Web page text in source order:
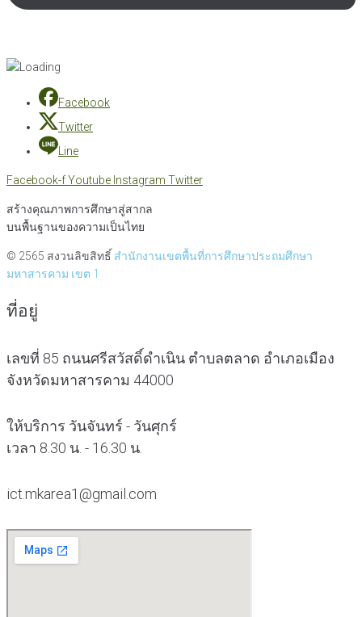
Facebook
Twitter
Line
Facebook-fYoutube Instagram Twitter
สร้างคุณภาพการศึกษาสู่สากล
บนพื้นฐานของความเป็นไทย
© 2565 สงวนลิขสิทธิ์ สำนักงานเขตพื้นที่การศึกษาประถมศึกษา
มหาสารคาม เขต 1
ที่อยู่
เลขที่ 85 ถนนศรีสวัสดิ์ดำเนิน ตำบลตลาด อำเภอเมือง
จังหวัดมหาสารคาม 44000
ให้บริการ วันจันทร์ - วันศุกร์
เวลา 8.30 น. - 16.30 น.
ict.mkarea1@gmail.com